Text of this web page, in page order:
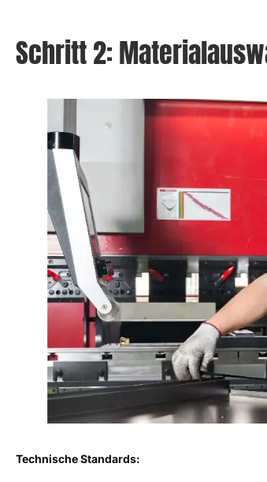
Schritt 2:
Technische Standards: